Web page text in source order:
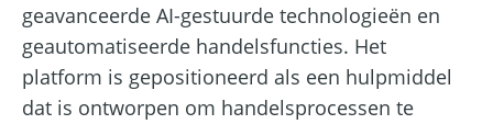
geavanceerde AI-gestuurde technologieën en
geautomatiseerde handelsfuncties. Het
platform is gepositioneerd als een hulpmiddel
dat is ontworpen om handelsprocessen te